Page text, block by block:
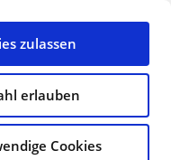
zulassen
erlauben
Cookies
uns Termine
Farming
durch sachgere...